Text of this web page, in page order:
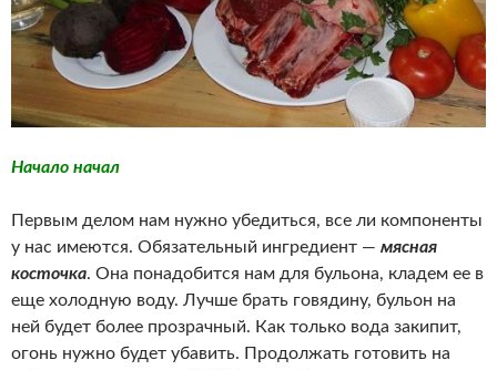
Начало начал
Первым делом нам нужно убедиться, все ли компоненты
у нас имеются. Обязательный ингредиент — мясная
косточка. Она понадобится нам для бульона, кладем ее в
еще холодную воду. Лучше брать говядину, бульон на
ней будет более прозрачный. Как только вода закипит,
огонь нужно будет убавить. Продолжать готовить на